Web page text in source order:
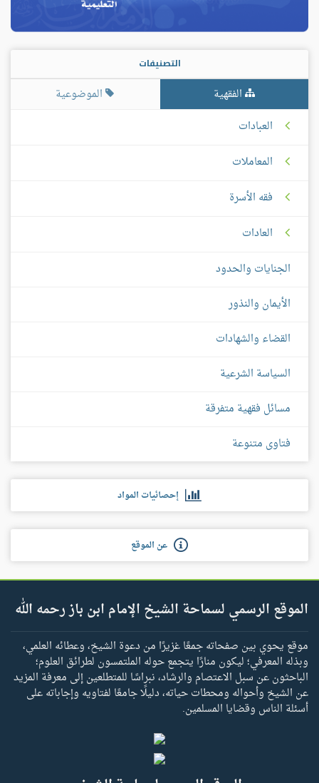
التصنيفات
الفقهية
الموضوعية
العبادات
المعاملات
فقه الأسرة
العادات
الجنايات والحدود
الأيمان والنذور
القضاء والشهادات
السياسة الشرعية
مسائل فقهية متفرقة
فتاوى متنوعة
إحصائيات المواد
عن الموقع
الموقع الرسمي لسماحة الشيخ الإمام ابن باز رحمه الله
موقع يحوي بين صفحاته جمعًا غزيرًا من دعوة الشيخ، وعطائه العلمي،
وبذله المعرفي؛ ليكون منارًا يتجمع حوله الملتمسون لطرائق العلوم؛
الباحثون عن سبل الاعتصام والرشاد، نبراسًا للمتطلعين إلى معرفة المزيد
عن الشيخ وأحواله ومحطات حياته، دليلًا جامعًا لفتاويه وإجاباته على
أسئلة الناس وقضايا المسلمين.